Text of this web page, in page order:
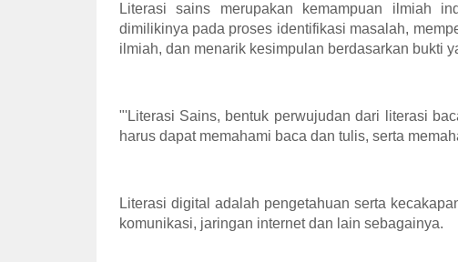
Literasi sains merupakan kemampuan ilmiah
dimilikinya pada proses identifikasi masalah,
ilmiah, dan menarik kesimpulan berdasarkan bukti
"'Literasi Sains, bentuk perwujudan dari literasi
harus dapat memahami baca dan tulis, serta
Literasi digital adalah pengetahuan serta
komunikasi, jaringan internet dan lain sebagainya.